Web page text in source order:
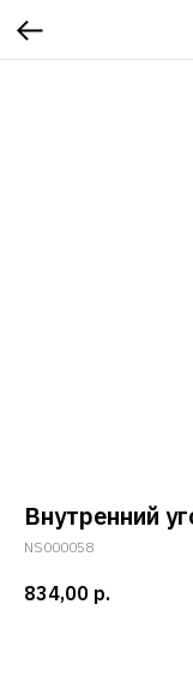
Внутренний
NS000058
834,00 р.